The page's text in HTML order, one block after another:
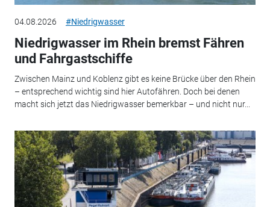
04.08.2026 #Niedrigwasser
Niedrigwasser im Rhein bremst Fähren
und Fahrgastschiffe
Zwischen Mainz und Koblenz gibt es keine Brücke über den Rhein
– entsprechend wichtig sind hier Autofähren. Doch bei denen
macht sich jetzt das Niedrigwasser bemerkbar – und nicht nur...